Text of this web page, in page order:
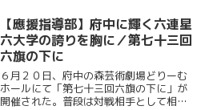
の最後まで勝敗の行方がわからない展開
に、スタンドからは途切れ...
【應援指導部】府中に輝く六連星
六大学の誇りを胸に／第七十三回
六旗の下に
６月２０日、府中の森芸術劇場どりーむ
ホールにて「第七十三回六旗の下に」が
開催された。普段は対戦相手として相対